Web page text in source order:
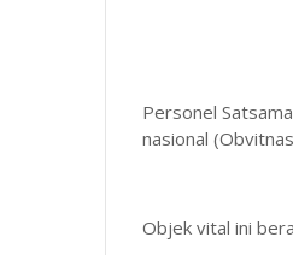
Personel
nasional
Objek vital ini